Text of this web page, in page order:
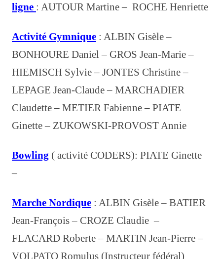
ligne : AUTOUR Martine – ROCHE Henriette
Activité Gymnique : ALBIN Gisèle –
BONHOURE Daniel – GROS Jean-Marie –
HIEMISCH Sylvie – JONTES Christine –
LEPAGE Jean-Claude – MARCHADIER
Claudette – METIER Fabienne – PIATE
Ginette – ZUKOWSKI-PROVOST Annie
Bowling ( activité CODERS): PIATE Ginette
–
Marche Nordique : ALBIN Gisèle – BATIER
Jean-François – CROZE Claudie –
FLACARD Roberte – MARTIN Jean-Pierre –
VOLPATO Romulus (Instructeur fédéral)